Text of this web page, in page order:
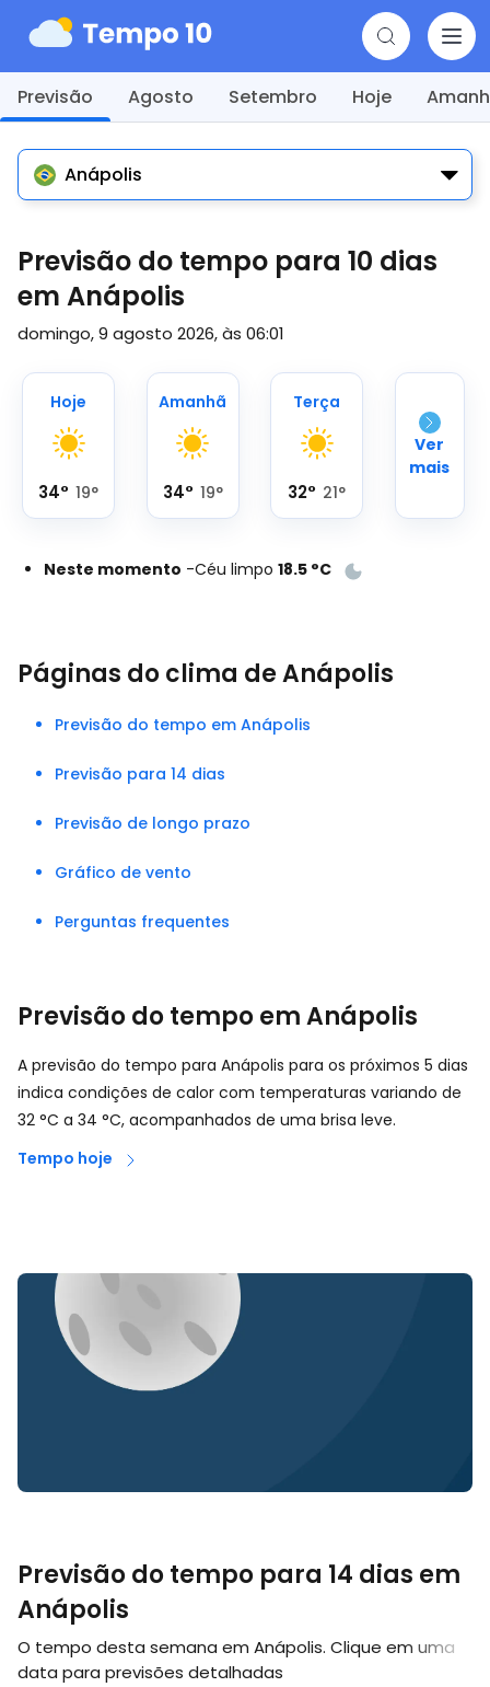
Previsão Agosto Setembro Hoje
Anápolis
Previsão do tempo para 10 dias
em Anápolis
domingo, 9 agosto 2026, às 06:01
Hoje
34° 19°
Amanhã
34° 19°
Terça
32° 21°
Ver
mais
Neste momento -Céu limpo 18.5 °C
Páginas do clima de Anápolis
Previsão do tempo em Anápolis
Previsão para 14 dias
Previsão de longo prazo
Gráfico de vento
Perguntas frequentes
Previsão do tempo em Anápolis
A previsão do tempo para Anápolis para os próximos 5 dias
indica condições de calor com temperaturas variando de
32 °C a 34 °C, acompanhados de uma brisa leve.
Tempo hoje
Previsão do tempo para 14 dias em
Anápolis
O tempo desta semana em Anápolis. Clique em uma
data para previsões detalhadas